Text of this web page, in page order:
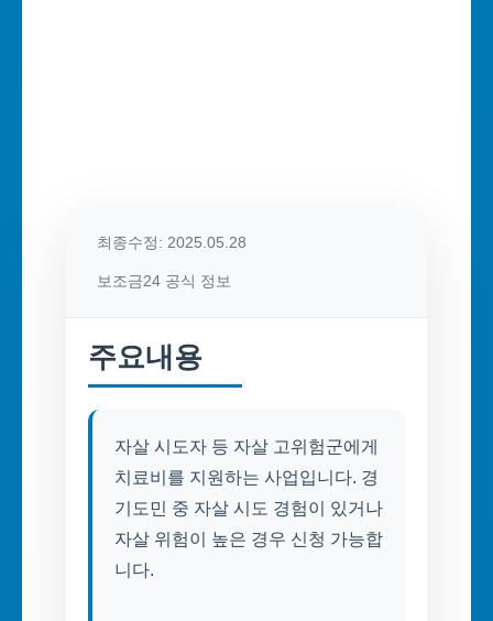
최종수정: 2025.05.28
보조금24 공식 정보
주요내용
자살 시도자 등 자살 고위험군에게
치료비를 지원하는 사업입니다. 경
기도민 중 자살 시도 경험이 있거나
자살 위험이 높은 경우 신청 가능합
니다.